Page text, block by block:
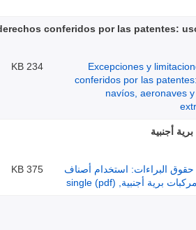
conferidos por las patentes:
234 KB
أجنبية
375 KB